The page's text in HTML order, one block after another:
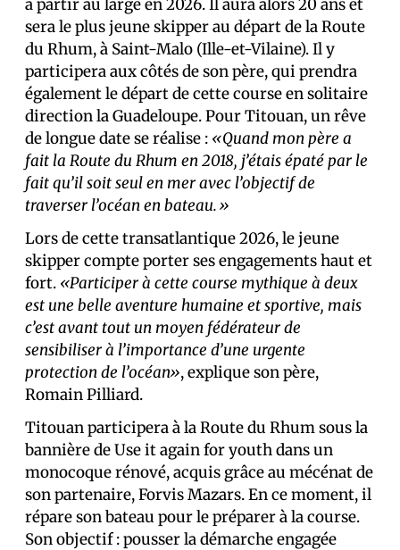
à partir au large en 2026. Il aura alors 20 ans et
sera le plus jeune skipper au départ de la Route
du Rhum, à Saint-Malo (Ille-et-Vilaine). Il y
participera aux côtés de son père, qui prendra
également le départ de cette course en solitaire
direction la Guadeloupe. Pour Titouan, un rêve
de longue date se réalise : «Quand mon père a
fait la Route du Rhum en 2018, j’étais épaté par le
fait qu’il soit seul en mer avec l’objectif de
traverser l’océan en bateau.»
Lors de cette transatlantique 2026, le jeune
skipper compte porter ses engagements haut et
fort. «Participer à cette course mythique à deux
est une belle aventure humaine et sportive, mais
c’est avant tout un moyen fédérateur de
sensibiliser à l’importance d’une urgente
protection de l’océan», explique son père,
Romain Pilliard.
Titouan participera à la Route du Rhum sous la
bannière de Use it again for youth dans un
monocoque rénové, acquis grâce au mécénat de
son partenaire, Forvis Mazars. En ce moment, il
répare son bateau pour le préparer à la course.
Son objectif : pousser la démarche engagée